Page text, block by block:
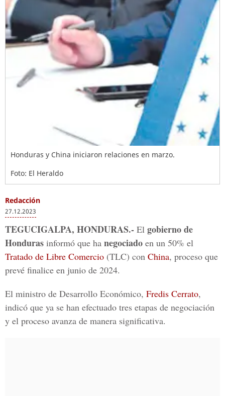
Honduras y China iniciaron relaciones en marzo.
Foto: El Heraldo
Redacción
27.12.2023
TEGUCIGALPA, HONDURAS.- El gobierno de
Honduras informó que ha negociado en un 50% el
Tratado de Libre Comercio (TLC) con China, proceso que
prevé finalice en junio de 2024.
El ministro de Desarrollo Económico, Fredis Cerrato,
indicó que ya se han efectuado tres etapas de negociación
y el proceso avanza de manera significativa.